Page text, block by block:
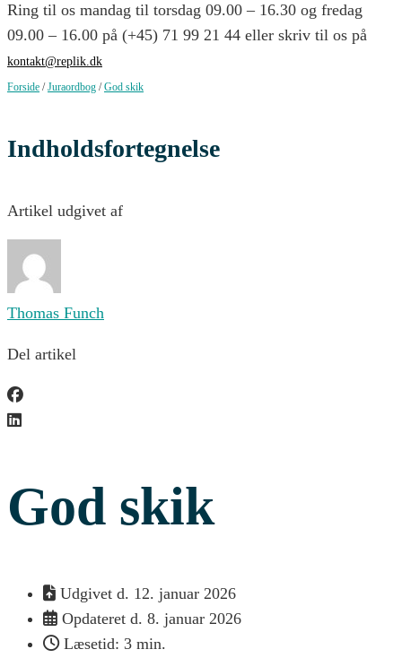
Ring til os mandag til torsdag 09.00 – 16.30 og fredag
09.00 – 16.00 på (+45) 71 99 21 44 eller skriv til os på
kontakt@replik.dk
Forside /Juraordbog /God skik
Indholdsfortegnelse
Artikel udgivet af
Thomas Funch
Del artikel
God skik
Udgivet d. 12. januar 2026
Opdateret d. 8. januar 2026
Læsetid: 3 min.